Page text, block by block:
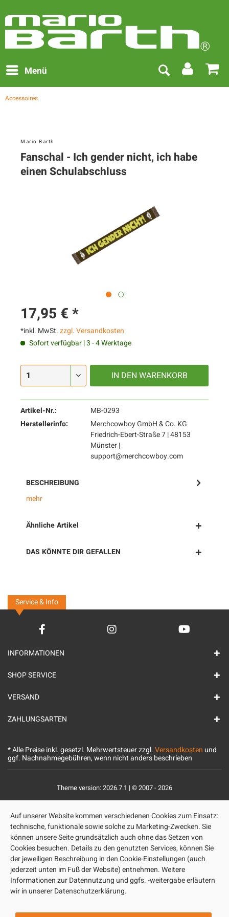
Menü
Accessoires
Mario Barth
Fanschal - Ich gender nicht, ich habe
einen Schulabschluss
17,95 € *
*inkl. MwSt.zzgl. Versandkosten
Sofort verfügbar | 3 - 4 Werktage
IN DEN WARENKORB
Artikel-Nr.:
MB-0293
Herstellerinfo:
Merchcowboy GmbH & Co. KG
Friedrich-Ebert-Straße 7 | 48153
Münster |
support@merchcowboy.com
BESCHREIBUNG
mehr
Ähnliche Artikel
DAS KÖNNTE DIR GEFALLEN
Service & Info
INFORMATIONEN
SHOP SERVICE
VERSAND
ZAHLUNGSARTEN
* Alle Preise inkl. gesetzl. Mehrwertsteuer zzgl.Versandkosten und
ggf. Nachnahmegebühren, wenn nicht anders beschrieben
Theme version: 2026.7.1 | © 2007 - 2026
Auf unserer Website kommen verschiedenen Cookies zum Einsatz:
technische, funktionale sowie solche zu Marketing-Zwecken. Sie
können unsere Seite grundsätzlich auch ohne das Setzen von
Cookies besuchen. Details zu den genutzten Services, können Sie
der jeweiligen Beschreibung in den Cookie-Einstellungen (auch
jederzeit unten im Fuß der Website) entnehmen. Weitere
Informationen zur Datennutzung und ggfs. -weitergabe erläutern
wir in unserer Datenschutzerklärung.